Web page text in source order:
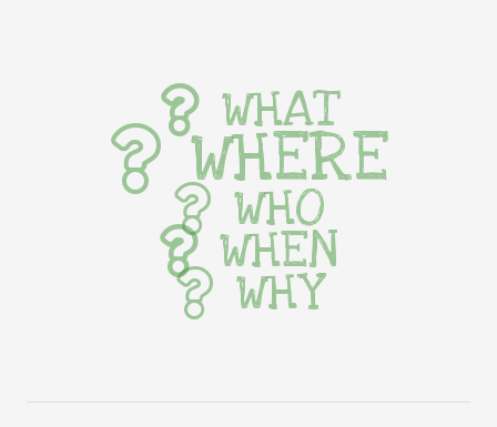
WHAT
WHERE
WHO
WHEN
WHY